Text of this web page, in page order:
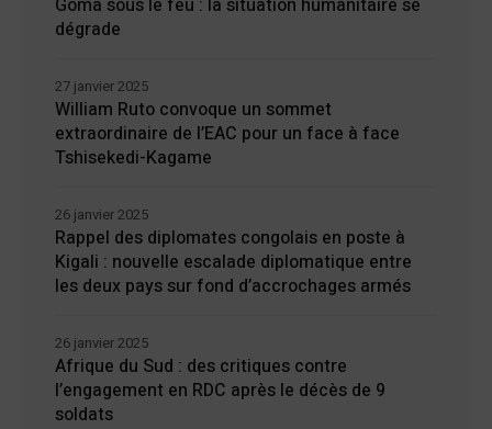
dégrade
William Ruto convoque un sommet
extraordinaire de l’EAC pour un face à face
Tshisekedi-Kagame
27 janvier 2025
Rappel des diplomates congolais en poste à
Kigali : nouvelle escalade diplomatique entre
les deux pays sur fond d’accrochages armés
26 janvier 2025
Afrique du Sud : des critiques contre
l’engagement en RDC après le décès de 9
soldats
26 janvier 2025